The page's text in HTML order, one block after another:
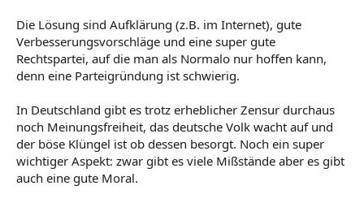
Die Lösung sind Aufklärung (z.B. im Internet), gute
Verbesserungsvorschläge und eine super gute
Rechtspartei, auf die man als Normalo nur hoffen kann,
denn eine Parteigründung ist schwierig.
In Deutschland gibt es trotz erheblicher Zensur durchaus
noch Meinungsfreiheit, das deutsche Volk wacht auf und
der böse Klüngel ist ob dessen besorgt. Noch ein super
wichtiger Aspekt: zwar gibt es viele Mißstände aber es gibt
auch eine gute Moral.